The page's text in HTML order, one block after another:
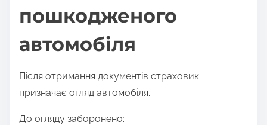
пошкодженого
автомобіля
Після отримання документів страховик
призначає огляд автомобіля.
До огляду заборонено: